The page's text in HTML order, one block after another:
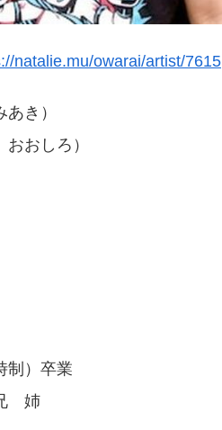
natalie.mu/owarai/artist/7615
き）
おしろ）
制）卒業
姉